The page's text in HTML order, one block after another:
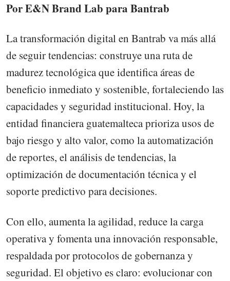
Por E&N Brand Lab para Bantrab
La transformación digital en Bantrab va más allá
de seguir tendencias: construye una ruta de
madurez tecnológica que identifica áreas de
beneficio inmediato y sostenible, fortaleciendo las
capacidades y seguridad institucional. Hoy, la
entidad financiera guatemalteca prioriza usos de
bajo riesgo y alto valor, como la automatización
de reportes, el análisis de tendencias, la
optimización de documentación técnica y el
soporte predictivo para decisiones.
Con ello, aumenta la agilidad, reduce la carga
operativa y fomenta una innovación responsable,
respaldada por protocolos de gobernanza y
seguridad. El objetivo es claro: evolucionar con